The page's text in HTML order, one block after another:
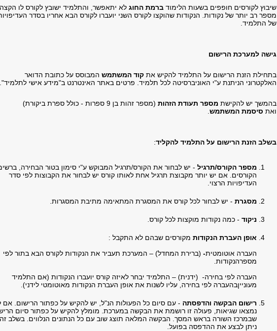
שיבוץ לקורסים חופפים בשעות הלימוד ברמת החוג לא יתאפשר, והתלמיד ישובץ לקורס לו הקצה
מספר רב יותר של נקודות. הנקודות שהוקצו לקורס השני יועברו לקורס הבא אחריו בסדר
של התלמיד.
גישה למערכת הרישום
בתחילת הזנת הרישום על התלמיד להקיש את קוד המשתמש המבוסס על כתובת הדואר
האלקטרוני הניתנת ע"י האוניברסיטה לכל תלמיד. פרטים באתר האינטרנט ב"מידע אישי לתלמיד".
בהמשך יש להקישת מספר תעודת הזהות
(מספר זהות בן 9 ספרות - כולל ספרת ביקורת)
ואת סיסמת המשתמש
בשלב הזנת הרישום על התלמיד להקליד:
מספר הקורס/תרגיל - יש לבחור את הקורס/תרגיל המבוקש ע"י סימון בטור הבחירה,
הקורסים. אם יש יותר מקבוצת תרגיל אחת לאותו קורס יש לבחור את הקבוצות לפי סדר
העדיפויות הרצוי.
מסגרת - יש לבחור לכל קורס את המסגרת המתאימה מתיבת המסגרות.
ניקוד - כמה נקודות מוקצות לכל קורס.
אופן העברת הנקודות מקורסים שבהם לא התקבל :
העברה אוטומטית- (ברירת המחדל) – המערכת תעביר את הנקודות לקורס הבא בתור לפי
מספרהנקודות.
העברה לפי בחירה- (ידנית) – התלמיד יבחר לאיזה קורס יועברו הנקודות (אם התלמיד
מעונייןבהעברה לפי בחירה, עליו לשנות את אופן העברת הנקודות מאוטומטי לידני).
רישום הבקשה והדפסתה - עם סיום כל הפעולות הנ"ל, יש להקיש על כפתור הרישום. אם
נמצאו שגיאות, פעולה זו רושמת את הבקשה במערכת. מומלץ להקיש על כפתור סיום
שבמרכז השורה בראש המסך. הבקשה המלאה תוצג שוב עם כל הנתונים הנלווים. בשלב זה
ניתן לבצע את ההדפסה בפועל.